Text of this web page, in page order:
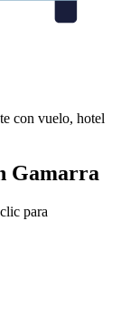
con vuelo, hotel
Gamarra
para